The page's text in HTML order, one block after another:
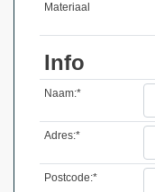
Materiaal
Info
Naam:*
Adres:*
Postcode:*